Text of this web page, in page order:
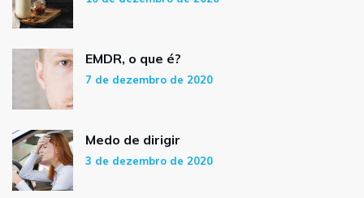
EMDR, o que é?
7 de dezembro de 2020
Medo de dirigir
3 de dezembro de 2020